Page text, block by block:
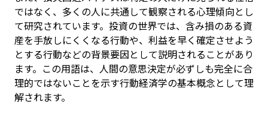
ではなく、多くの人に共通して観察される心理傾向とし
て研究されています。投資の世界では、含み損のある資
産を手放しにくくなる行動や、利益を早く確定させよう
とする行動などの背景要因として説明されることがあり
ます。この用語は、人間の意思決定が必ずしも完全に合
理的ではないことを示す行動経済学の基本概念として理
解されます。